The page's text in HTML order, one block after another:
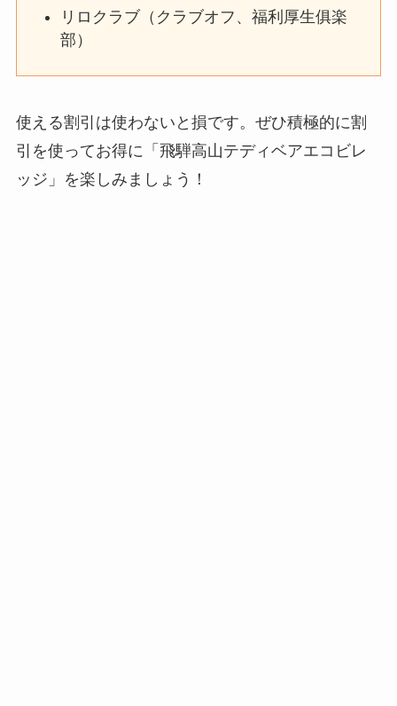
リロクラブ（クラブオフ、福利厚生俱楽
部）
使える割引は使わないと損です。ぜひ積極的に割
引を使ってお得に「飛騨高山テディベアエコビレ
ッジ」を楽しみましょう！